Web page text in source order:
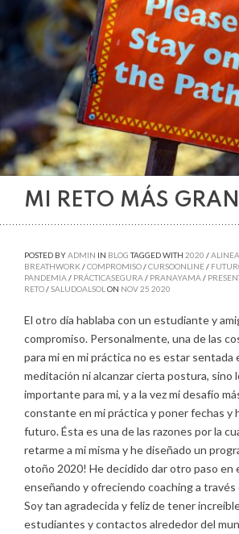
MI RETO MÁS
POSTED BYADMIN IN BLOGTAGGED WITH 2020 /
BREATHWORK /COMPROMISO/CURSOONLINE/
PANDEMIA / PRÁCTICASEGURA / PRANAYAMA /
RETO/SALUDOALSOL ON NOV25 2020
El otro día hablaba con un estudiante y
compromiso. Personalmente, una de las
para mi en mi práctica no es estar
meditación ni alcanzar cierta postura, sino
importante para mi, y a la vez mi desafío
constante en mi práctica y poner fechas y
futuro. Ésta es una de las razones por la
retarme a mi misma y he diseñado un
otoño 2020! He decidido dar otro paso en
enseñando y ofreciendo coaching a través
Soy tan agradecida y feliz de tener
estudiantes y contactos alrededor del